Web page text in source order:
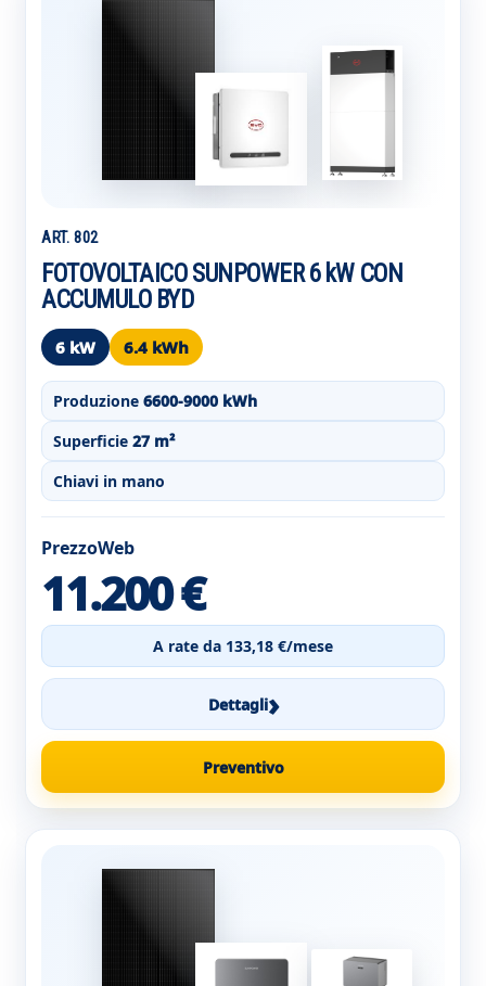
ART. 802
FOTOVOLTAICO SUNPOWER 6 kW CON
ACCUMULO BYD
6 kW 6.4 kWh
Produzione 6600-9000 kWh
Superficie 27 m²
Chiavi in mano
PrezzoWeb
11.200 €
A rate da 133,18 €/mese
Dettagli›
Preventivo